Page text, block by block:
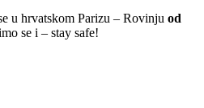
u hrvatskom Parizu – Rovinju od
se i – stay safe!